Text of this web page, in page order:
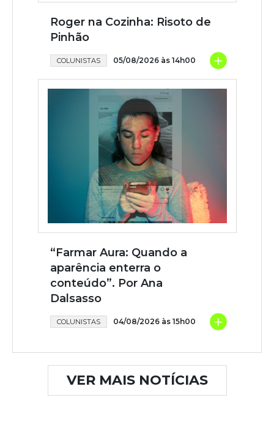
Roger na Cozinha: Risoto de
Pinhão
COLUNISTAS 05/08/2026 às 14h00 +
“Farmar Aura: Quando a
aparência enterra o
conteúdo”. Por Ana
Dalsasso
COLUNISTAS 04/08/2026 às 15h00 +
VER MAIS NOTÍCIAS